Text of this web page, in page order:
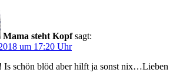
Mama steht Kopf sagt:
um 17:20 Uhr
Is schön blöd aber hilft ja sonst nix…Lieben